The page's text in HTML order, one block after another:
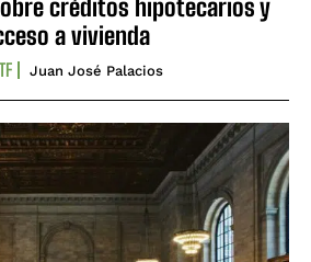
créditos hipotecarios y
a vivienda
Juan José Palacios